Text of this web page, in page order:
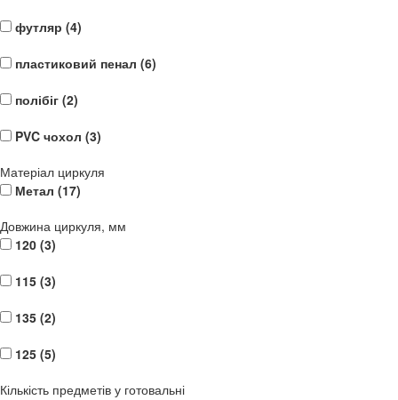
футляр (4)
пластиковий пенал (6)
полібіг (2)
PVC чохол (3)
Матеріал циркуля
Метал (17)
Довжина циркуля, мм
120 (3)
115 (3)
135 (2)
125 (5)
Кількість предметів у готовальні